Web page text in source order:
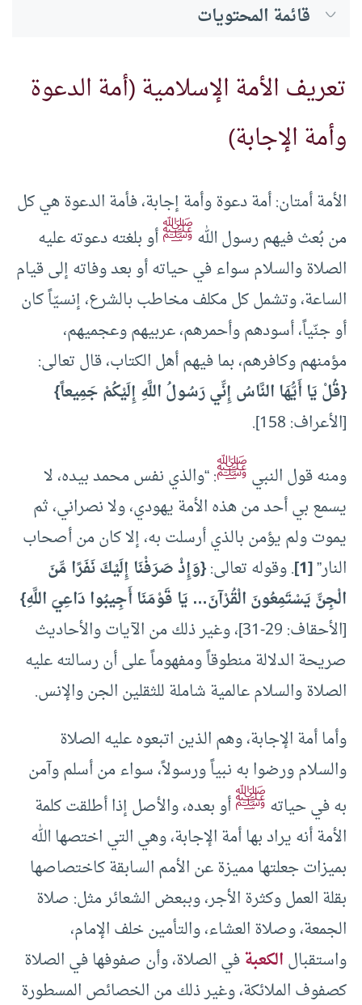
قائمة المحتويات
تعريف الأمة الإسلامية (أمة الدعوة
وأمة الإجابة)
الأمة أمتان: أمة دعوة وأمة إجابة، فأمة الدعوة هي كل
من بُعث فيهم رسول اللهﷺأو بلغته دعوته عليه
الصلاة والسلام سواء في حياته أو بعد وفاته إلى قيام
الساعة، وتشمل كل مكلف مخاطب بالشرع، إنسيّاً كان
أو جنّياً، أسودهم وأحمرهم، عربيهم وعجميهم،
مؤمنهم وكافرهم، بما فيهم أهل الكتاب، قال تعالى:
{قُلْ يَا أَيُّهَا النَّاسُ إِنِّي رَسُولُ اللَّهِ إِلَيْكُمْ جَمِيعاً}
[الأعراف: 158].
ومنه قول النبيﷺ: “والذي نفس محمد بيده، لا
يسمع بي أحد من هذه الأمة يهودي، ولا نصراني، ثم
يموت ولم يؤمن بالذي أرسلت به، إلا كان من أصحاب
النار”[1] . وقوله تعالى:{وَإِذْ صَرَفْنَا إِلَيْكَ نَفَرًا مِّنَ
الْجِنِّ يَسْتَمِعُونَ الْقُرْآنَ… يَا قَوْمَنَا أَجِيبُوا دَاعِيَ اللَّهِ}
[الأحقاف: 29-31]، وغير ذلك من الآيات والأحاديث
صريحة الدلالة منطوقاً ومفهوماً على أن رسالته عليه
الصلاة والسلام عالمية شاملة للثقلين الجن والإنس.
وأما أمة الإجابة، وهم الذين اتبعوه عليه الصلاة
والسلام ورضوا به نبياً ورسولاً، سواء من أسلم وآمن
به في حياتهﷺأو بعده، والأصل إذا أطلقت كلمة
الأمة أنه يراد بها أمة الإجابة، وهي التي اختصها الله
بميزات جعلتها مميزة عن الأمم السابقة كاختصاصها
بقلة العمل وكثرة الأجر، وببعض الشعائر مثل: صلاة
الجمعة، وصلاة العشاء، والتأمين خلف الإمام،
واستقبالالكعبةفي الصلاة، وأن صفوفها في الصلاة
كصفوف الملائكة، وغير ذلك من الخصائص المسطورة